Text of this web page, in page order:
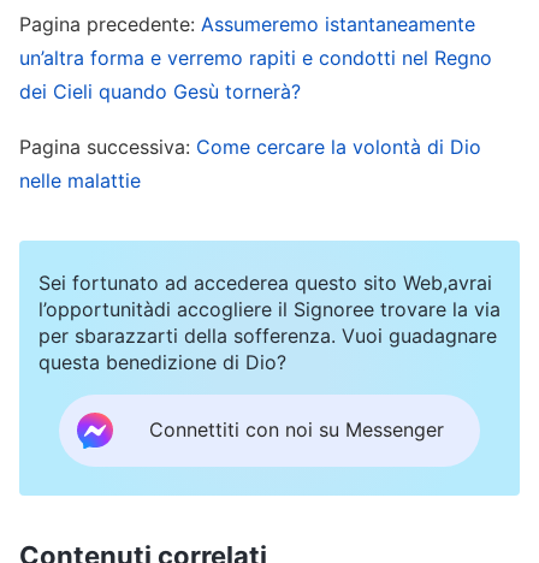
semplice illuminazione dello Spirito Santo, e
considera le parole degli apostoli e dei profeti
come parole pronunciate personalmente da Dio,
carne
Quali sono, dunque, le differenze fondamentali
tra le parole di Dio e quelle dell’uomo?
Esaminiamo la questione facendo una
condivisione insieme.
Pagina precedente: Assumeremo istantaneamente
un’altra forma e verremo rapiti e condotti nel Regno
dei Cieli quando Gesù tornerà?
Pagina successiva: Come cercare la volontà di Dio
nelle malattie
Sei fortunato ad accederea questo sito Web,avrai
l’opportunitàdi accogliere il Signoree trovare la via
per sbarazzarti della sofferenza. Vuoi guadagnare
questa benedizione di Dio?
Connettiti con noi su Messenger
Contenuti correlati